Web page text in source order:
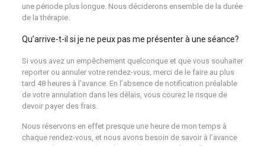
une période plus longue. Nous déciderons ensemble de la durée
de la thérapie.
Qu’arrive-t-il si je ne peux pas me présenter à une séance?
Si vous avez un empêchement quelconque et que vous souhaiter
reporter ou annuler votre rendez-vous, merci de le faire au plus
tard 48 heures à l’avance. En l’absence de notification préalable
de votre annulation dans les délais, vous courez le risque de
devoir payer des frais.
Nous réservons en effet presque une heure de mon temps à
chaque rendez-vous, et nous avons besoin de savoir à l’avance